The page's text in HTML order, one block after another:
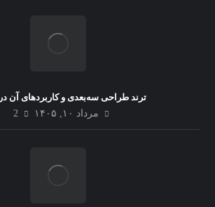
ترند طراحی سه‌بعدی و کاربردهای آن در
مرداد ۱۰, ۱۴۰۵
2